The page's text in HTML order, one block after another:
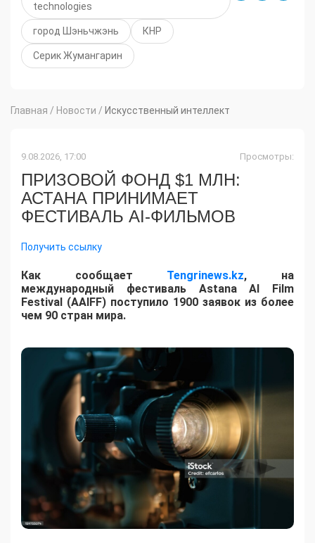
technologies
город Шэньчжэнь КНР
Серик Жумангарин
Главная / Новости / Искусственный интеллект
9.08.2026, 17:00 Просмотры:
ПРИЗОВОЙ ФОНД $1 МЛН:
АСТАНА ПРИНИМАЕТ
ФЕСТИВАЛЬ AI-ФИЛЬМОВ
Получить ссылку
Как сообщает Tengrinews.kz, на
международный фестиваль Astana AI Film
Festival (AAIFF) поступило 1900 заявок из более
чем 90 стран мира.